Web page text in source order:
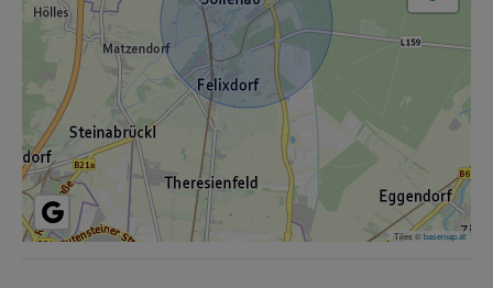
Tiles ©basemap.at